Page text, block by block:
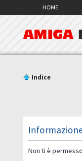
HOME
AMIGA
Indice
Non ti è